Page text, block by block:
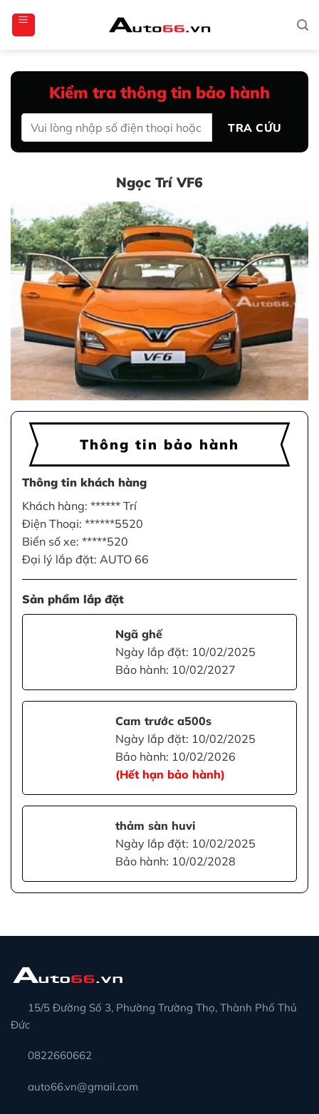
qua
Kiểm tra thông tin bảo hành
TRA CỨU
Ngọc Trí VF6
Thông tin bảo hành
Thông tin khách hàng
Khách hàng: ****** Trí
Điện Thoại: ******5520
Biển số xe: *****520
Đại lý lắp đặt: AUTO 66
Sản phẩm lắp đặt
Ngã ghế
Ngày lắp đặt: 10/02/2025
Bảo hành: 10/02/2027
Cam trước a500s
Ngày lắp đặt: 10/02/2025
Bảo hành: 10/02/2026
(Hết hạn bảo hành)
thảm sàn huvi
Ngày lắp đặt: 10/02/2025
Bảo hành: 10/02/2028
15/5 Đường Số 3, Phường Trường Thọ, Thành Phố Thủ
Đức
0822660662
auto66.vn@gmail.com